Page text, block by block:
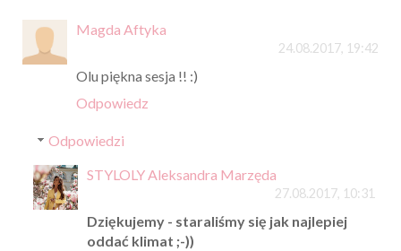
Magda Aftyka
24.08.2017, 19:42
Olu piękna sesja !! :)
Odpowiedz
Odpowiedzi
STYLOLY Aleksandra Marzęda
27.08.2017, 10:31
Dziękujemy - staraliśmy się jak najlepiej
oddać klimat ;-))